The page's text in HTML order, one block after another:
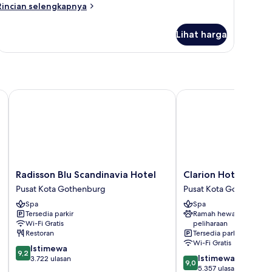
selengkapnya
Lihat harga
Radisson
Blu
Scandinavia
Hotel
Pusat
Kota
Gothenburg
Radisson Blu Scandinavia Hotel
Pusat Kota Gothenburg
Spa
Tersedia parkir
Wi-Fi Gratis
Restoran
9.2
dari
9,2 Istimewa
3.722 ulasan
Radisson Blu Scandinavia Hotel
Clarion
Hotel
Post,
Gothenburg
Pusat
Kota
Gothenburg
Clarion Hotel Post,
Pusat Kota Gothenburg
Spa
Ramah hewan
peliharaan
Tersedia parkir
Wi-Fi Gratis
9.0
dari
9,0 Istimewa
5.357 ulasan
Clarion Hotel Post,